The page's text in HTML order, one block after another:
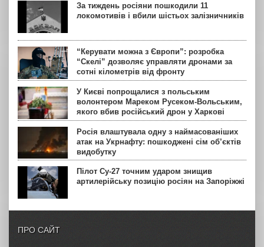
За тиждень росіяни пошкодили 11
локомотивів і вбили шістьох залізничників
“Керувати можна з Європи”: розробка
“Скелі” дозволяє управляти дронами за
сотні кілометрів від фронту
У Києві попрощалися з польським
волонтером Мареком Русеком-Вольським,
якого вбив російський дрон у Харкові
Росія влаштувала одну з наймасованіших
атак на Укрнафту: пошкоджені сім об’єктів
видобутку
Пілот Су-27 точним ударом знищив
артилерійську позицію росіян на Запоріжжі
ПРО САЙТ